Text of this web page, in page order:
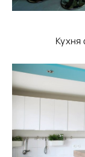
Кухня